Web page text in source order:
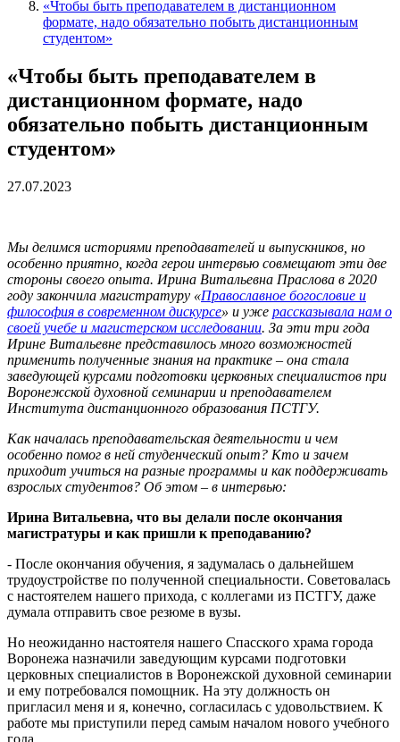
«Чтобы быть преподавателем в дистанционном
формате, надо обязательно побыть дистанционным
студентом»
«Чтобы быть преподавателем в
дистанционном формате, надо
обязательно побыть дистанционным
студентом»
27.07.2023
Мы делимся историями преподавателей и выпускников, но
особенно приятно, когда герои интервью совмещают эти две
стороны своего опыта. Ирина Витальевна Праслова в 2020
году закончила магистратуру «Православное богословие и
философия в современном дискурсе» и уже рассказывала нам о
своей учебе и магистерском исследовании. За эти три года
Ирине Витальевне представилось много возможностей
применить полученные знания на практике – она стала
заведующей курсами подготовки церковных специалистов при
Воронежской духовной семинарии и преподавателем
Института дистанционного образования ПСТГУ.
Как началась преподавательская деятельности и чем
особенно помог в ней студенческий опыт? Кто и зачем
приходит учиться на разные программы и как поддерживать
взрослых студентов? Об этом – в интервью:
Ирина Витальевна, что вы делали после окончания
магистратуры и как пришли к преподаванию?
- После окончания обучения, я задумалась о дальнейшем
трудоустройстве по полученной специальности. Советовалась
с настоятелем нашего прихода, с коллегами из ПСТГУ, даже
думала отправить свое резюме в вузы.
Но неожиданно настоятеля нашего Спасского храма города
Воронежа назначили заведующим курсами подготовки
церковных специалистов в Воронежской духовной семинарии
и ему потребовался помощник. На эту должность он
пригласил меня и я, конечно, согласилась с удовольствием. К
работе мы приступили перед самым началом нового учебного
года.